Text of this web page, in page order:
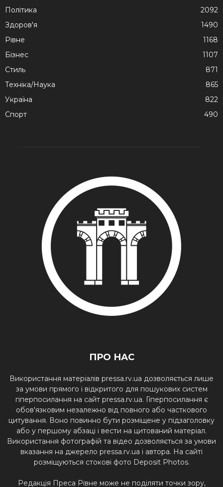
Політика
2092
Здоров'я
1490
Рівне
1168
Бізнес
1107
Стиль
871
Техніка/Наука
865
Україна
822
Спорт
490
ПРО НАС
Використання матеріалів pressa.rv.ua дозволяється лише
за умови прямого і відкритого для пошукових систем
гіперпосилання на сайт pressa.rv.ua. Гіперпосилання є
обов'язковим незалежно від повного або часткового
цитування. Воно повинно бути розміщене у підзаголовку
або у першому абзаці і вести на цитований матеріал.
Використання фотографій та відео дозволяється за умови
вказання на джерело pressa.rv.ua і автора. На сайті
розміщуються стокові фото Deposit Photos.
Редакція Преса Рівне може не поділяти точки зору,